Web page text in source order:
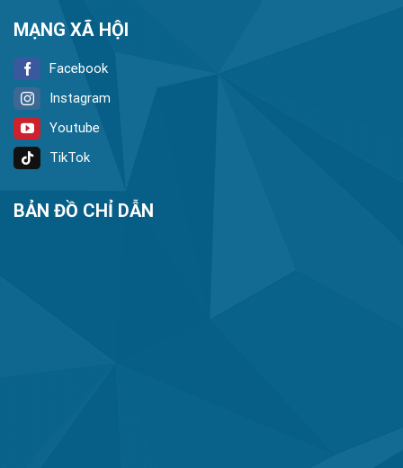
MẠNG XÃ HỘI
Facebook
Instagram
Youtube
TikTok
BẢN ĐỒ CHỈ DẪN